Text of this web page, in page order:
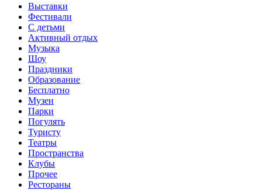
Выставки
Фестивали
С детьми
Активный отдых
Музыка
Шоу
Праздники
Образование
Бесплатно
Музеи
Парки
Погулять
Туристу
Театры
Пространства
Клубы
Прочее
Рестораны